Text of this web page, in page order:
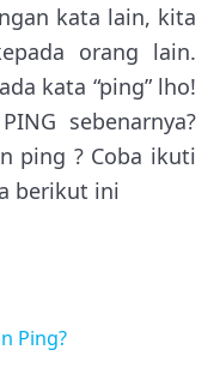
kata lain, kita
orang lain.
kata “ping” lho!
sebenarnya?
ping ? Coba ikuti
berikut ini
Ping?